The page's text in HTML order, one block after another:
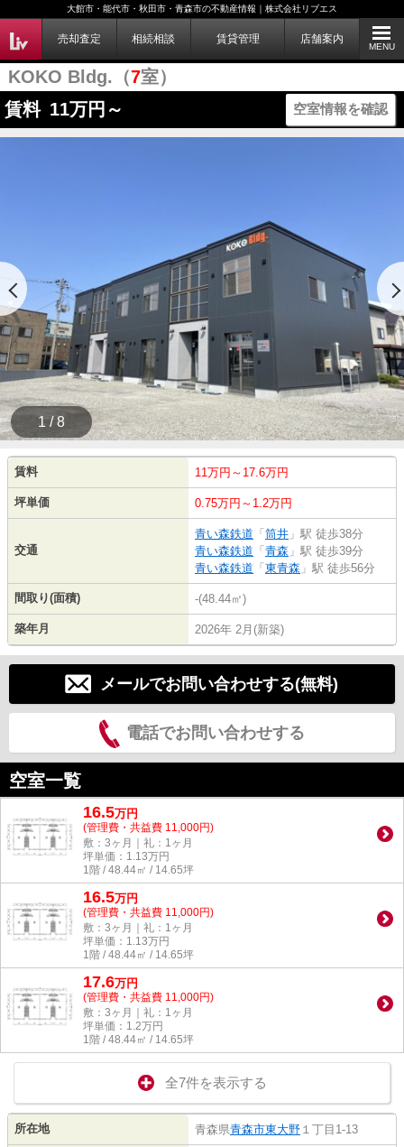
大館市・能代市・秋田市・青森市の不動産情報｜株式会社リブエス
売却査定 相続相談 賃貸管理 店舗案内
MENU
KOKO Bldg.（7室）
賃料 11万円～ 空室情報を確認
1 / 8
賃料 11万円～17.6万円
坪単価 0.75万円～1.2万円
交通
青い森鉄道 「 筒井 」駅 徒歩38分
青い森鉄道 「 青森 」駅 徒歩39分
青い森鉄道 「 東青森 」駅 徒歩56分
間取り(面積) -(48.44㎡)
築年月 2026年 2月(新築)
メールでお問い合わせする(無料)
電話でお問い合わせする
空室一覧
16.5万円
(管理費・共益費 11,000円)
敷：3ヶ月｜礼：1ヶ月
坪単価： 1.13万円
1階 / 48.44㎡ / 14.65坪
16.5万円
(管理費・共益費 11,000円)
敷：3ヶ月｜礼：1ヶ月
坪単価： 1.13万円
1階 / 48.44㎡ / 14.65坪
17.6万円
(管理費・共益費 11,000円)
敷：3ヶ月｜礼：1ヶ月
坪単価： 1.2万円
1階 / 48.44㎡ / 14.65坪
全7件を表示する
所在地 青森県青森市東大野 １丁目1-13